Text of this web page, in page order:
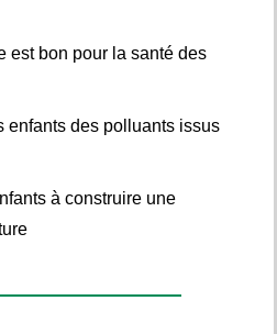
est bon pour la santé des
enfants des polluants issus
à construire une